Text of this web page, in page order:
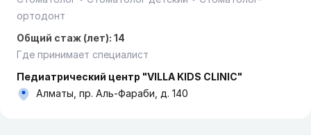
ортодонт
Общий стаж (лет): 14
Где принимает специалист
Педиатрический центр "VILLA KIDS CLINIC"
Алматы, пр. Аль-Фараби, д. 140